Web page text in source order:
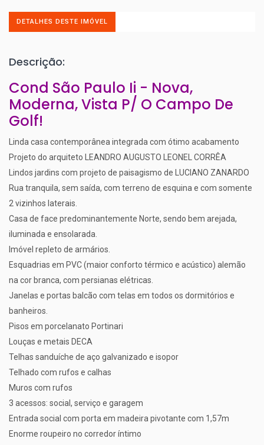
DETALHES DESTE IMÓVEL
Descrição:
Cond São Paulo Ii - Nova,
Moderna, Vista P/ O Campo De
Golf!
Linda casa contemporânea integrada com ótimo acabamento
Projeto do arquiteto LEANDRO AUGUSTO LEONEL CORRÊA
Lindos jardins com projeto de paisagismo de LUCIANO ZANARDO
Rua tranquila, sem saída, com terreno de esquina e com somente
2 vizinhos laterais.
Casa de face predominantemente Norte, sendo bem arejada,
iluminada e ensolarada.
Imóvel repleto de armários.
Esquadrias em PVC (maior conforto térmico e acústico) alemão
na cor branca, com persianas elétricas.
Janelas e portas balcão com telas em todos os dormitórios e
banheiros.
Pisos em porcelanato Portinari
Louças e metais DECA
Telhas sanduíche de aço galvanizado e isopor
Telhado com rufos e calhas
Muros com rufos
3 acessos: social, serviço e garagem
Entrada social com porta em madeira pivotante com 1,57m
Enorme roupeiro no corredor íntimo